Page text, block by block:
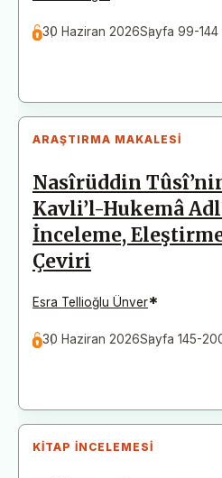
30 Haziran 2026Sayfa 99-144
ARAŞTIRMA MAKALESI
Nasîrüddin
Kavli’l-Hukemâ
İnceleme,
Çeviri
Esra Tellioğlu Ünver*
30 Haziran 2026Sayfa 145-
KITAP İNCELEMESI